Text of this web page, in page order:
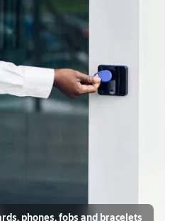
phones, fobs and bracelets